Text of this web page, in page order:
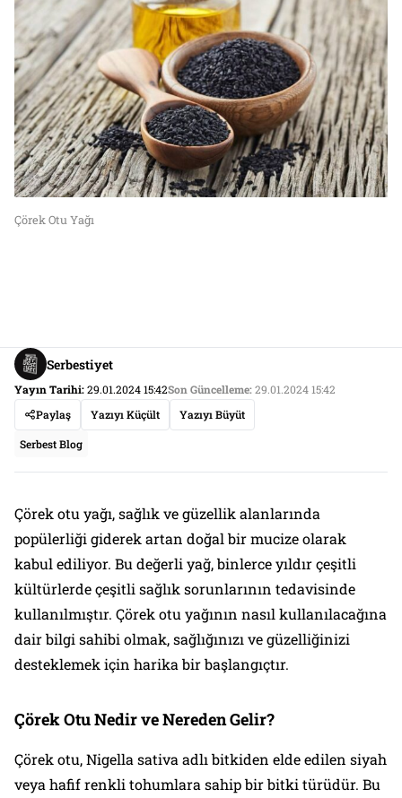
Çörek Otu Yağı
Serbestiyet
Yayın Tarihi:29.01.2024 15:42Son Güncelleme:29.01.2024 15:42
Paylaş
Yazıyı Küçült Yazıyı Büyüt
Serbest Blog
Çörek otu yağı, sağlık ve güzellik alanlarında
popülerliği giderek artan doğal bir mucize olarak
kabul ediliyor. Bu değerli yağ, binlerce yıldır çeşitli
kültürlerde çeşitli sağlık sorunlarının tedavisinde
kullanılmıştır. Çörek otu yağının nasıl kullanılacağına
dair bilgi sahibi olmak, sağlığınızı ve güzelliğinizi
desteklemek için harika bir başlangıçtır.
Çörek Otu Nedir ve Nereden Gelir?
Çörek otu, Nigella sativa adlı bitkiden elde edilen siyah
veya hafif renkli tohumlara sahip bir bitki türüdür. Bu